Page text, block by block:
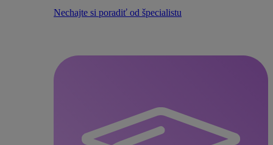
Nechajte si poradiť od špecialistu